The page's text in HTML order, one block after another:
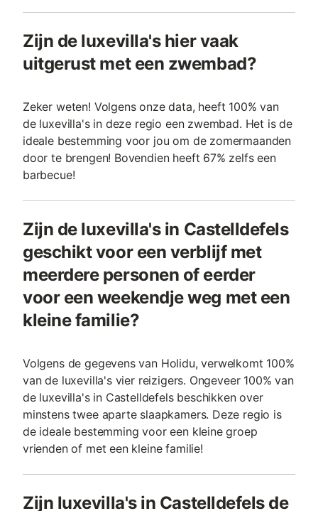
Zijn de luxevilla's hier vaak
uitgerust met een zwembad?
Zeker weten! Volgens onze data, heeft 100% van
de luxevilla's in deze regio een zwembad. Het is de
ideale bestemming voor jou om de zomermaanden
door te brengen! Bovendien heeft 67% zelfs een
barbecue!
Zijn de luxevilla's in Castelldefels
geschikt voor een verblijf met
meerdere personen of eerder
voor een weekendje weg met een
kleine familie?
Volgens de gegevens van Holidu, verwelkomt 100%
van de luxevilla's vier reizigers. Ongeveer 100% van
de luxevilla's in Castelldefels beschikken over
minstens twee aparte slaapkamers. Deze regio is
de ideale bestemming voor een kleine groep
vrienden of met een kleine familie!
Zijn luxevilla's in Castelldefels de